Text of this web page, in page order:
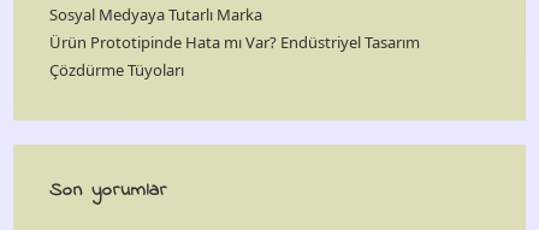
Sosyal Medyaya Tutarlı Marka
Ürün Prototipinde Hata mı Var? Endüstriyel Tasarım
Çözdürme Tüyoları
Son yorumlar